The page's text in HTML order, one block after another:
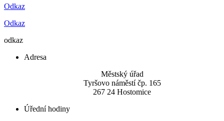
Odkaz
Odkaz
odkaz
Adresa
Městský úřad
Tyršovo náměstí čp. 165
267 24 Hostomice
Úřední hodiny